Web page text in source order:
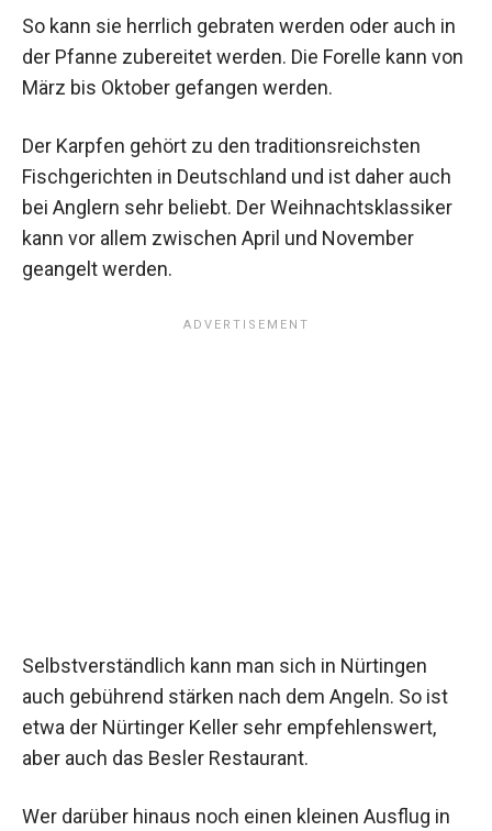
So kann sie herrlich gebraten werden oder auch in
der Pfanne zubereitet werden. Die Forelle kann von
März bis Oktober gefangen werden.
Der Karpfen gehört zu den traditionsreichsten
Fischgerichten in Deutschland und ist daher auch
bei Anglern sehr beliebt. Der Weihnachtsklassiker
kann vor allem zwischen April und November
geangelt werden.
Selbstverständlich kann man sich in Nürtingen
auch gebührend stärken nach dem Angeln. So ist
etwa der Nürtinger Keller sehr empfehlenswert,
aber auch das Besler Restaurant.
Wer darüber hinaus noch einen kleinen Ausflug in